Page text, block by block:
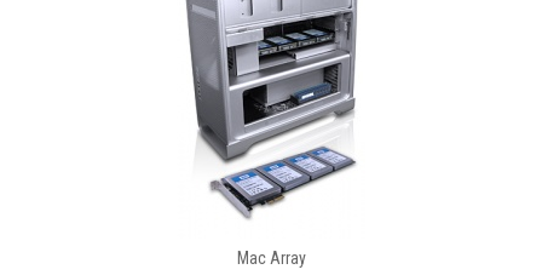
Mac Array